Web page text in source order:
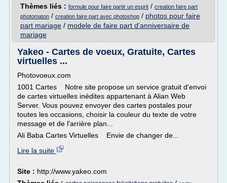
Thèmes liés : formule pour faire partir un esprit / creation faire part
photomaton / creation faire part avec photoshop / photos pour faire
part mariage / modele de faire part d'anniversaire de
mariage
Yakeo - Cartes de voeux, Gratuite, Cartes
virtuelles ...
Photovoeux.com
1001 Cartes Notre site propose un service gratuit d'envoi
de cartes virtuelles inédites appartenant à Alian Web
Server. Vous pouvez envoyer des cartes postales pour
toutes les occasions, choisir la couleur du texte de votre
message et de l'arrière plan...
Ali Baba Cartes Virtuelles Envie de changer de...
Lire la suite
Site : http://www.yakeo.com